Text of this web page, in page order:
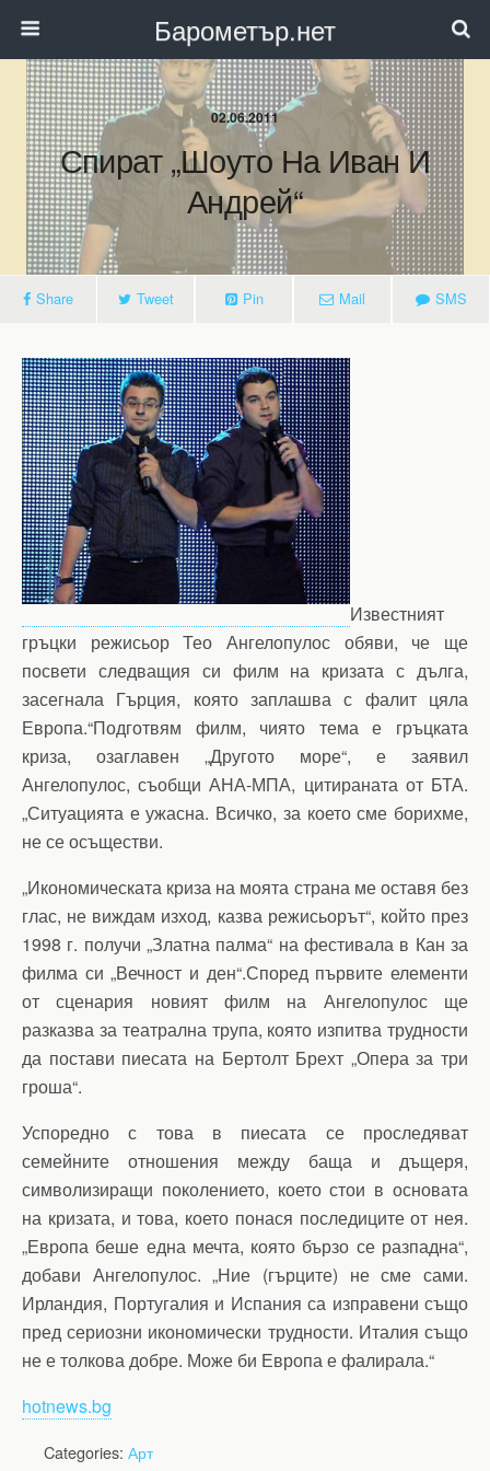
Барометър.нет
02.06.2011
Спират „Шоуто На Иван И
Андрей“
Share Tweet Pin Mail SMS
Известният
гръцки режисьор Тео Ангелопулос обяви, че ще
посвети следващия си филм на кризата с дълга,
засегнала Гърция, която заплашва с фалит цяла
Европа.“Подготвям филм, чиято тема е гръцката
криза, озаглавен „Другото море“, е заявил
Ангелопулос, съобщи АНА-МПА, цитираната от БТА.
„Ситуацията е ужасна. Всичко, за което сме борихме,
не се осъществи.
„Икономическата криза на моята страна ме оставя без
глас, не виждам изход, казва режисьорът“, който през
1998 г. получи „Златна палма“ на фестивала в Кан за
филма си „Вечност и ден“.Според първите елементи
от сценария новият филм на Ангелопулос ще
разказва за театрална трупа, която изпитва трудности
да постави пиесата на Бертолт Брехт „Опера за три
гроша“.
Успоредно с това в пиесата се проследяват
семейните отношения между баща и дъщеря,
символизиращи поколението, което стои в основата
на кризата, и това, което понася последиците от нея.
„Европа беше една мечта, която бързо се разпадна“,
добави Ангелопулос. „Ние (гърците) не сме сами.
Ирландия, Португалия и Испания са изправени също
пред сериозни икономически трудности. Италия също
не е толкова добре. Може би Европа е фалирала.“
hotnews.bg
Categories: Арт